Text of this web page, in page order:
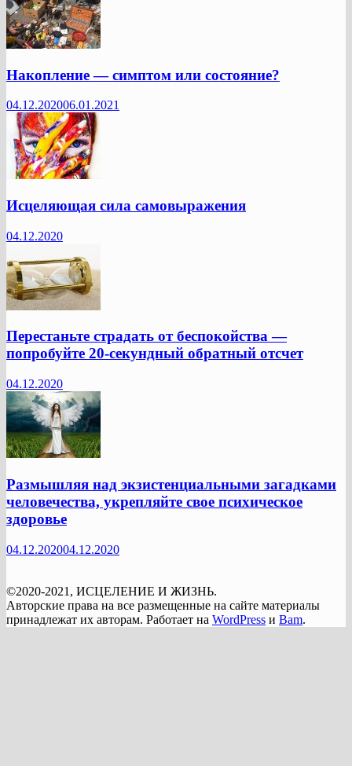
Накопление — симптом или состояние?
04.12.202006.01.2021
Исцеляющая сила самовыражения
04.12.2020
Перестаньте страдать от беспокойства —
попробуйте 20-секундный обратный отсчет
04.12.2020
Размышляя над экзистенциальными загадками
человечества, укрепляйте свое психическое
здоровье
04.12.202004.12.2020
©2020-2021, ИСЦЕЛЕНИЕ И ЖИЗНЬ.
Авторские права на все размещенные на сайте материалы
принадлежат их авторам. Работает на WordPress и Bam.